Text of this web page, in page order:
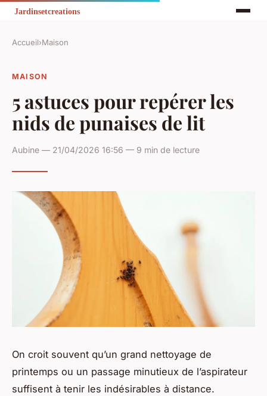
Accueil›Maison
MAISON
5 astuces pour repérer les
nids de punaises de lit
Aubine — 21/04/2026 16:56 — 9 min de lecture
On croit souvent qu’un grand nettoyage de
printemps ou un passage minutieux de l’aspirateur
suffisent à tenir les indésirables à distance.